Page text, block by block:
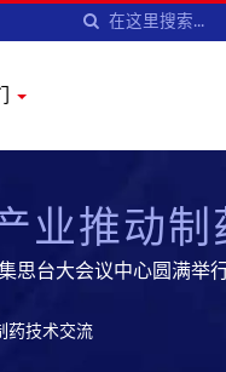
业推动制
台大会议中心圆满举
药设备及服务,开拓全球
药技术交流